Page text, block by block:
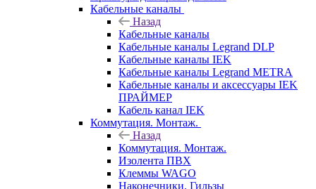
Кабельные каналы
Назад
Кабельные каналы
Кабельные каналы Legrand DLP
Кабельные каналы IEK
Кабельные каналы Legrand METRA
Кабельные каналы и аксессуары IEK
ПРАЙМЕР
Кабель канал IEK
Коммутация. Монтаж.
Назад
Коммутация. Монтаж.
Изолента ПВХ
Клеммы WAGO
Наконечники. Гильзы